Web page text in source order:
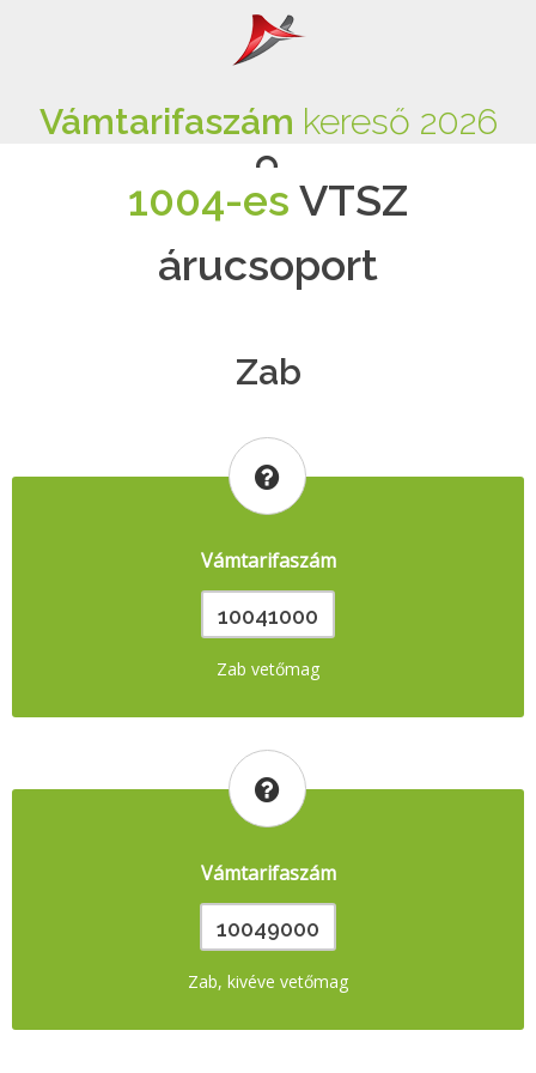
Vámtarifaszám kereső 2026
1004-es VTSZ
árucsoport
Zab
Vámtarifaszám
10041000
Zab vetőmag
Vámtarifaszám
10049000
Zab, kivéve vetőmag